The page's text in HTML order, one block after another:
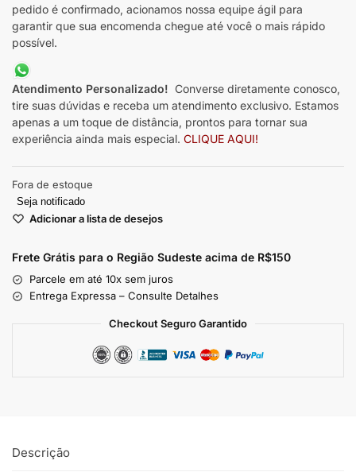
pedido é confirmado, acionamos nossa equipe ágil para
garantir que sua encomenda chegue até você o mais rápido
possível.
Atendimento Personalizado! Converse diretamente conosco,
tire suas dúvidas e receba um atendimento exclusivo. Estamos
apenas a um toque de distância, prontos para tornar sua
experiência ainda mais especial. CLIQUE AQUI!
Fora de estoque
Seja notificado
Adicionar a lista de desejos
Frete Grátis para o Região Sudeste acima de R$150
Parcele em até 10x sem juros
Entrega Expressa – Consulte Detalhes
Checkout Seguro Garantido
Descrição